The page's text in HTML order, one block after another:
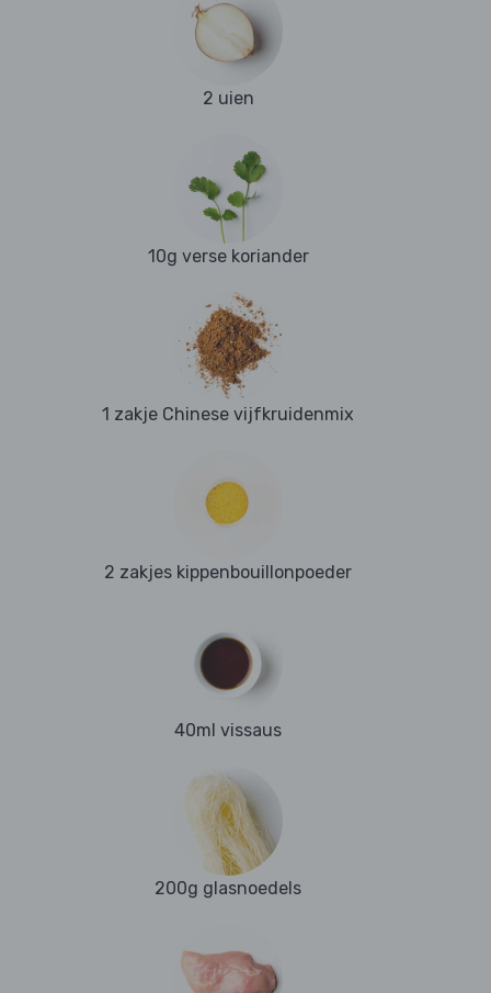
2 uien
10g verse koriander
1 zakje Chinese vijfkruidenmix
2 zakjes kippenbouillonpoeder
40ml vissaus
200g glasnoedels